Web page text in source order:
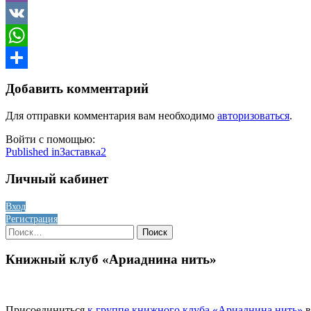
Viber
VK
WhatsApp
Добавить комментарий
Для отправки комментария вам необходимо авторизоваться.
Войти с помощью:
Навигация
по
Published inЗаставка2
Личный кабинет
Вход
Регистрация
Найти:
Книжный клуб «Ариаднина нить»